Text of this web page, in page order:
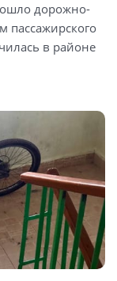
дорожно-
пассажирского
в районе